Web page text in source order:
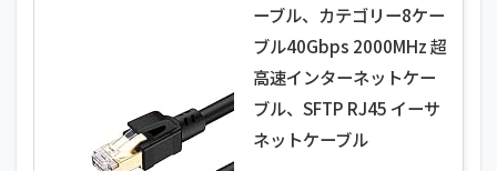
ーブル、カテゴリー8ケー
ブル40Gbps 2000MHz 超
高速インターネットケー
ブル、SFTP RJ45 イーサ
ネットケーブル